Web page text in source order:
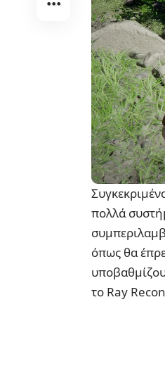
πολλά
όπως θα
το Ray